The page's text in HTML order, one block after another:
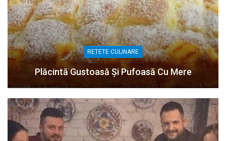
RETETE CULINARE
Plăcintă Gustoasă Și Pufoasă Cu Mere